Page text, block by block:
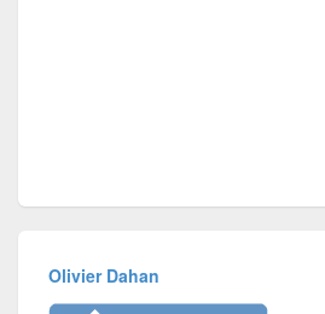
Olivier Dahan